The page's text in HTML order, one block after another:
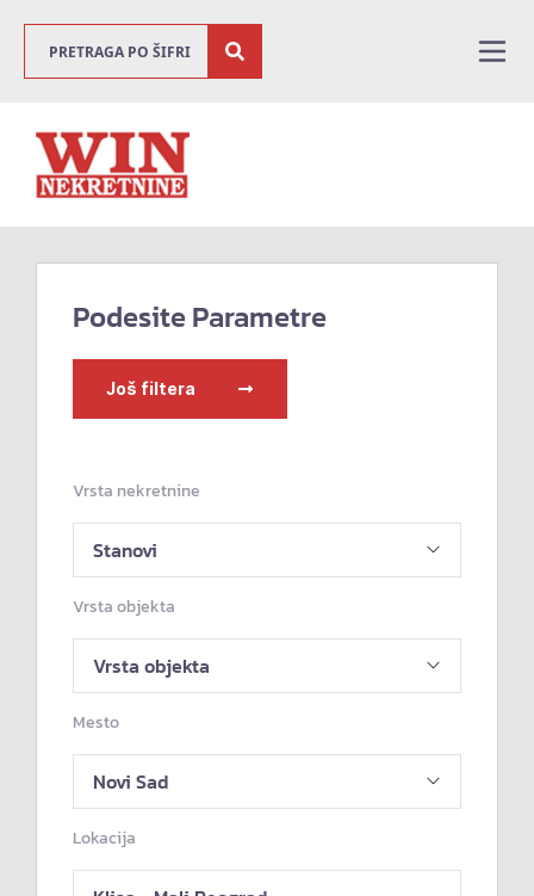
Podesite Parametre
Još filtera
Vrsta nekretnine
Vrsta objekta
Mesto
Lokacija